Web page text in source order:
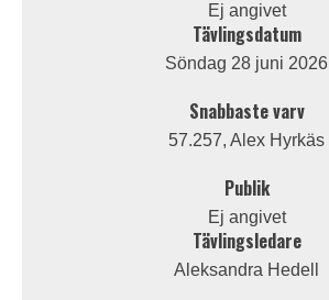
Ej angivet
Tävlingsdatum
Söndag 28 juni 2026
Snabbaste varv
57.257, Alex Hyrkäs
Publik
Ej angivet
Tävlingsledare
Aleksandra Hedell